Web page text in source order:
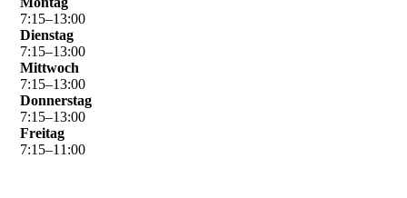
7:15–13:00
Dienstag
7:15–13:00
Mittwoch
7:15–13:00
Donnerstag
7:15–13:00
Freitag
7:15–11 :00